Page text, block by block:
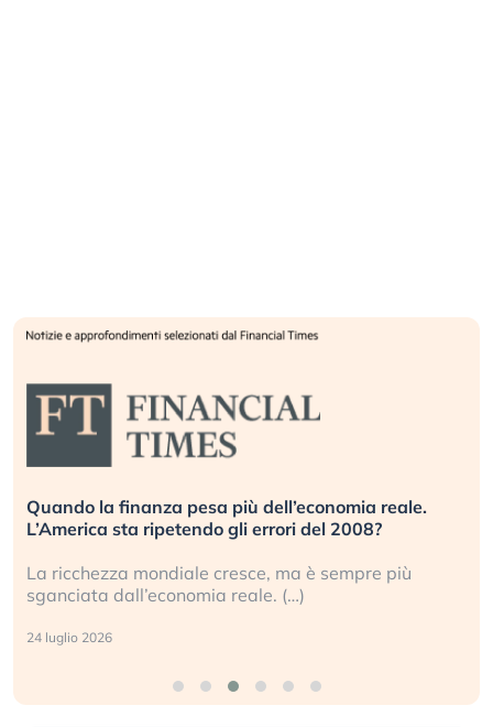
Quando la finanza pesa più dell’economia reale.
L’America sta ripetendo gli errori del 2008?
La ricchezza mondiale cresce, ma è sempre più
sganciata dall’economia reale. (…)
24 luglio 2026